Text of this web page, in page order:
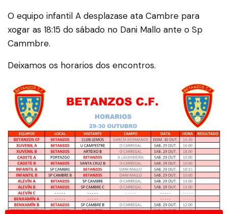
O equipo infantil A desplazase ata Cambre para
xogar as 18:15 do sábado no Dani Mallo ante o Sp
Cammbre.
Deixamos os horarios dos encontros.